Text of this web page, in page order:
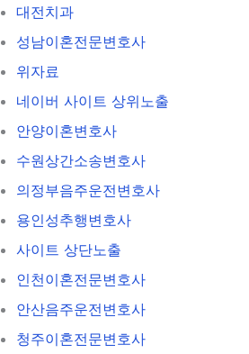
대전치과
성남이혼전문변호사
위자료
네이버 사이트 상위노출
안양이혼변호사
수원상간소송변호사
의정부음주운전변호사
용인성추행변호사
사이트 상단노출
인천이혼전문변호사
안산음주운전변호사
청주이혼전문변호사